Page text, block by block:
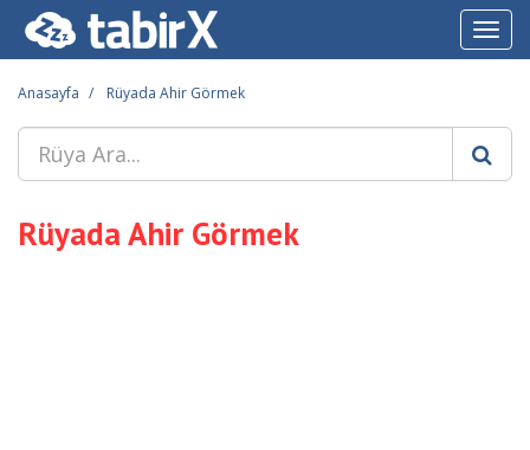
Anasayfa Rüyada Ahir Görmek
Rüyada Ahir Görmek